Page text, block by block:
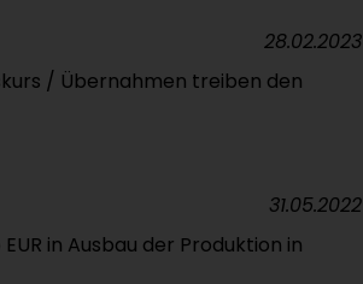
/ Übernahmen treiben den
28.02.2023
in Ausbau der Produktion in
31.05.2022